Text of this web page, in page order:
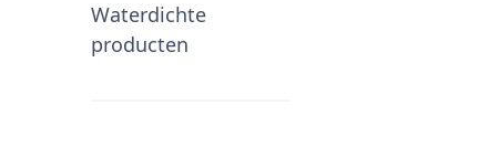
Waterdichte
producten